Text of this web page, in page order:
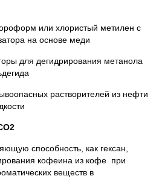
или хлористый метилен с
на основе меди
для дегидрирования метанола
растворителей из нефти
способность, как гексан,
кофеина из кофе при
веществ в